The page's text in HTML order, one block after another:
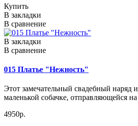
Купить
В закладки
В сравнение
В закладки
В сравнение
015 Платье "Нежность"
Этот замечательный свадебный наряд
маленькой собачке, отправляющейся
4950р.